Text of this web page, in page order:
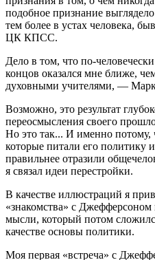
подобное признание
тем более в устах человека,
ЦК КПСС.
Дело в том, что по-
концов оказался мне ближе,
духовными учителями, —
Возможно, это результат
переосмысления своего
Но это так... И именно
которые питали его
правильнее отразили
я связал идеи перестройки.
В качестве иллюстраций я
«знакомства» с
мысли, который потом
качестве основы политики.
Моя первая «встреча» с